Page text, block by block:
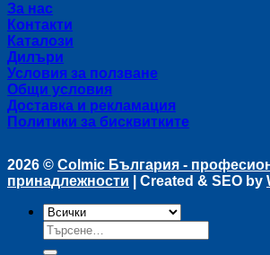
За нас
Контакти
Каталози
Дилъри
Условия за ползване
Общи условия
Доставка и рекламация
Политики за бисквитките
2026 © Colmic България -
принадлежности | Created & SEO by
Търсене
за: